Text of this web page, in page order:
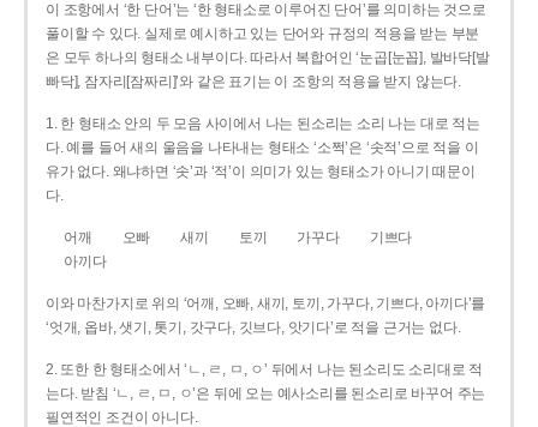
이 조항에서 ‘한 단어’는 ‘한 형태소로 이루어진 단어’를 의미하는 것으로
풀이할 수 있다. 실제로 예시하고 있는 단어와 규정의 적용을 받는 부분
은 모두 하나의 형태소 내부이다. 따라서 복합어인 ‘눈곱[눈꼽], 발바닥[발
빠닥], 잠자리[잠짜리]’와 같은 표기는 이 조항의 적용을 받지 않는다.
1. 한 형태소 안의 두 모음 사이에서 나는 된소리는 소리 나는 대로 적는
다. 예를 들어 새의 울음을 나타내는 형태소 ‘소쩍’은 ‘솟적’으로 적을 이
유가 없다. 왜냐하면 ‘솟’과 ‘적’이 의미가 있는 형태소가 아니기 때문이
다.
어깨 오빠 새끼 토끼 가꾸다
기쁘다
아끼다
이와 마찬가지로 위의 ‘어깨, 오빠, 새끼, 토끼, 가꾸다, 기쁘다, 아끼다’를
‘엇개, 옵바, 샛기, 톳기, 갓구다, 깃브다, 앗기다’로 적을 근거는 없다.
2. 또한 한 형태소에서 ‘ㄴ, ㄹ, ㅁ, ㅇ’ 뒤에서 나는 된소리도 소리대로 적
는다. 받침 ‘ㄴ, ㄹ, ㅁ, ㅇ’은 뒤에 오는 예사소리를 된소리로 바꾸어 주는
필연적인 조건이 아니다.